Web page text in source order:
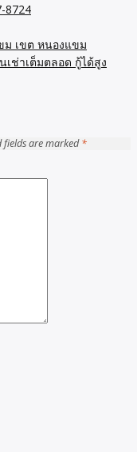
8724
ม เขต หนองแขม
เช่าเต็มตลอด กู้ได้สูง
fields are marked*